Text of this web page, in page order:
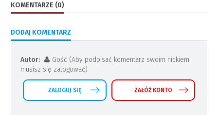
KOMENTARZE (0)
DODAJ KOMENTARZ
Autor:
Gość (Aby podpisać komentarz swoim nickiem
musisz się zalogować)
ZALOGUJ SIĘ ZAŁÓŻ KONTO